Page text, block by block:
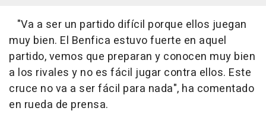
"Va a ser un partido difícil porque ellos juegan
muy bien. El Benfica estuvo fuerte en aquel
partido, vemos que preparan y conocen muy bien
a los rivales y no es fácil jugar contra ellos. Este
cruce no va a ser fácil para nada", ha comentado
en rueda de prensa.